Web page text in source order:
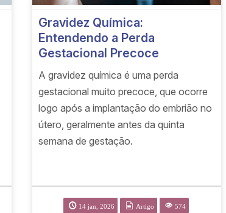
Gravidez Química:
Entendendo a Perda
Gestacional Precoce
A gravidez química é uma perda
gestacional muito precoce, que ocorre
logo após a implantação do embrião no
útero, geralmente antes da quinta
semana de gestação.
14 jan, 2026 Artigo 574